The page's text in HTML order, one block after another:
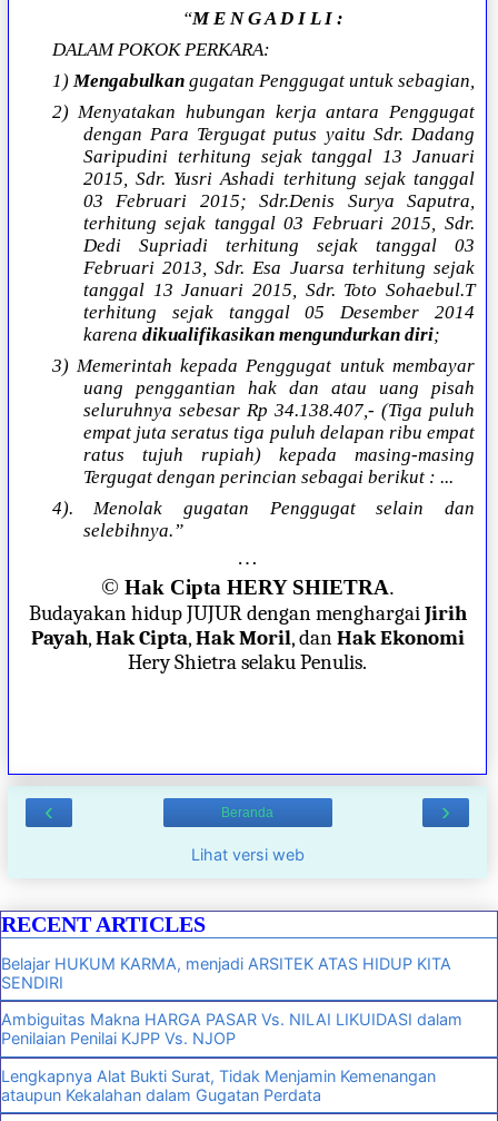
“M E N G A D I L I :
DALAM POKOK PERKARA:
1)Mengabulkangugatan Penggugat untuk sebagian,
2) Menyatakan hubungan kerja antara Penggugat
dengan Para Tergugat putus yaitu Sdr. Dadang
Saripudini terhitung sejak tanggal 13 Januari
2015, Sdr. Yusri Ashadi terhitung sejak tanggal
03 Februari 2015; Sdr.Denis Surya Saputra,
terhitung sejak tanggal 03 Februari 2015, Sdr.
Dedi Supriadi terhitung sejak tanggal 03
Februari 2013, Sdr. Esa Juarsa terhitung sejak
tanggal 13 Januari 2015, Sdr. Toto Sohaebul.T
terhitung sejak tanggal 05 Desember 2014
karena dikualifikasikan mengundurkan diri;
3) Memerintah kepada Penggugat untuk membayar
uang penggantian hak dan atau uang pisah
seluruhnya sebesar Rp 34.138.407,- (Tiga puluh
empat juta seratus tiga puluh delapan ribu empat
ratus tujuh rupiah) kepada masing-masing
Tergugat dengan perincian sebagai berikut : ...
4). Menolak gugatan Penggugat selain dan
selebihnya.”
…
© Hak Cipta HERY SHIETRA.
Budayakan hidup JUJUR dengan menghargaiJirih
Payah,Hak Cipta,Hak Moril, danHak Ekonomi
Hery Shietra selaku Penulis.
‹ ›
Beranda
Lihat versi web
RECENT ARTICLES
Belajar HUKUM KARMA, menjadi ARSITEK ATAS HIDUP KITA
SENDIRI
Ambiguitas Makna HARGA PASAR Vs. NILAI LIKUIDASI dalam
Penilaian Penilai KJPP Vs. NJOP
Lengkapnya Alat Bukti Surat, Tidak Menjamin Kemenangan
ataupun Kekalahan dalam Gugatan Perdata